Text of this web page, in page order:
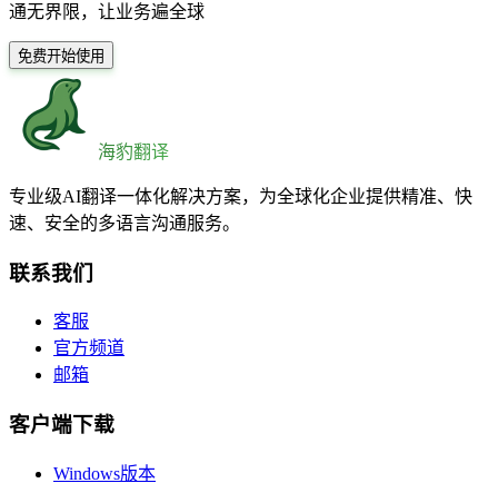
通无界限，让业务遍全球
免费开始使用
海豹翻译
专业级AI翻译一体化解决方案，为全球化企业提供精准、快
速、安全的多语言沟通服务。
联系我们
客服
官方频道
邮箱
客户端下载
Windows版本